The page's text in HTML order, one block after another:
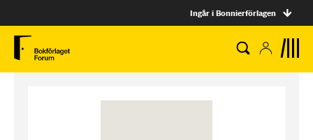
Ingår i Bonnierförlagen